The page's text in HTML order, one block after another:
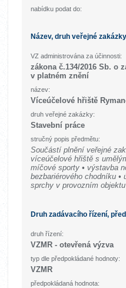
nabídku podat do:
Název, druh veřejné
VZ administrována za účinnosti:
zákona č.134/2016 Sb. o
v platném znění
název:
Víceúčelové hřiště
druh veřejné zakázky:
Stavební práce
stručný popis předmětu:
Součástí plnění veřejné
víceúčelové hřiště s
míčové sporty • výstavba
bezbariérového chodníku
sprchy v provozním
Druh zadávacího řízení,
druh řízení:
VZMR - otevřená výzva
typ dle předpokládané hodnoty:
VZMR
předpokládaná hodnota: